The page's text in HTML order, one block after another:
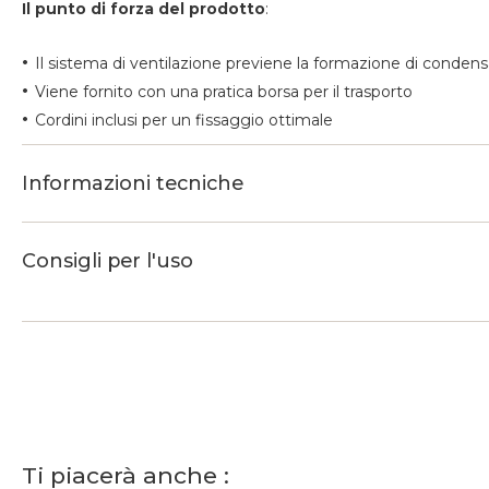
Il punto di forza del prodotto:
• Il sistema di ventilazione previene la formazione di
• Viene fornito con una pratica borsa per il trasporto
• Cordini inclusi per un fissaggio ottimale
Informazioni tecniche
Consigli per l'uso
Ti piacerà anche :